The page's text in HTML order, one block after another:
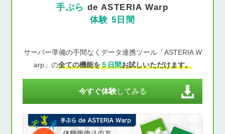
手ぶら de ASTERIA Warp
体験 5日間
サーバー準備の手間なくデータ連携ツール「ASTERIA W
arp」の全ての機能を５日間お試しいただけます。
今すぐ体験してみる